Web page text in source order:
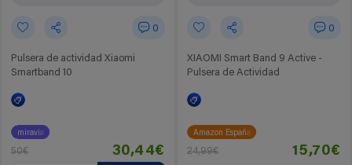
0
Pulsera de actividad Xiaomi
Smartband 10
miravia
50€ 30,44€
0
XIAOMI Smart Band 9 Active -
Pulsera de Actividad
Amazon España
24,99€ 15,70€